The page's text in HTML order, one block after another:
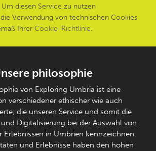
Um diesen Service zu nutzen
Verwendung von technischen Cookies
Ihrer Cookie-Richtlinie.
philosophie
von Exploring Umbria ist eine
verschiedener ethischer wie auch
die unseren Service und somit die
Digitalisierung bei der Auswahl von
Erlebnissen in Umbrien kennzeichnen.
und Erlebnisse haben den hohen